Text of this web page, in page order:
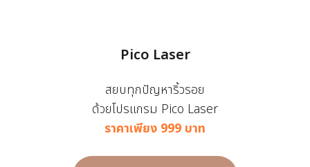
Pico Laser
สยบทุกปัญหาริ้วรอย
ด้วยโปรแกรม Pico Laser
ราคาเพียง 999 บาท